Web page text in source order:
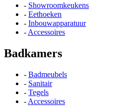
- Showroomkeukens
- Eethoeken
- Inbouwapparatuur
- Accessoires
Badkamers
- Badmeubels
- Sanitair
- Tegels
- Accessoires